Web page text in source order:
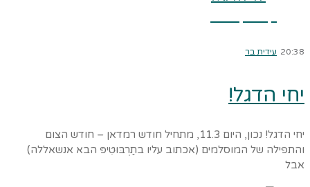
20:38 עידית בר
יחי הדגל!
יחי הדגל! נכון, היום 11.3, מתחיל חודש רמדאן – חודש הצום
והתפילה של המוסלמים (אכתוב עליו בתַרְבּוּטִיפּ הבא אנשאללה)
אבל